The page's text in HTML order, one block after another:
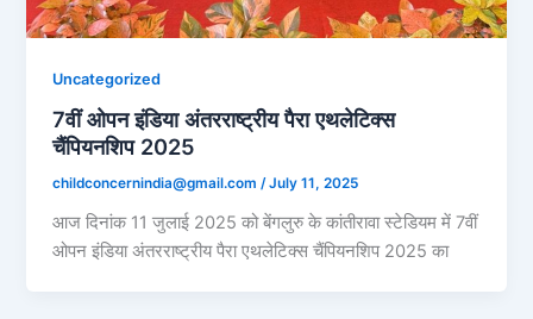
Uncategorized
7वीं ओपन इंडिया अंतरराष्ट्रीय पैरा एथलेटिक्स
चैंपियनशिप 2025
childconcernindia@gmail.com/July 11, 2025
आज दिनांक 11 जुलाई 2025 को बेंगलुरु के कांतीरावा स्टेडियम में 7वीं
ओपन इंडिया अंतरराष्ट्रीय पैरा एथलेटिक्स चैंपियनशिप 2025 का